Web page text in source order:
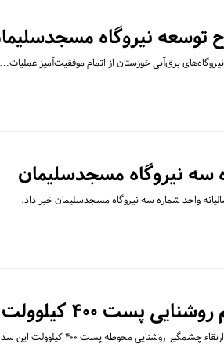
توسعه نیروگاه
برق‌آبی خوزستان از اتمام موفقیت‌آمیز عملیات…
سه نیروگاه مسجدسلیمان
واحد شماره سه نیروگاه مسجدسلیمان خبر داد.
کیلوولت کارون 3